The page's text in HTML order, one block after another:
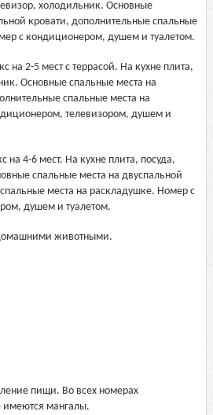
холодильник. Основные
кровати, дополнительные спальные
с кондиционером, душем и туалетом.
на 2-5 мест с террасой. На кухне плита,
Основные спальные места на
спальные места на
телевизором, душем и
4-6 мест. На кухне плита, посуда,
спальные места на двуспальной
места на раскладушке. Номер с
душем и туалетом.
животными.
пищи. Во всех номерах
имеются мангалы.